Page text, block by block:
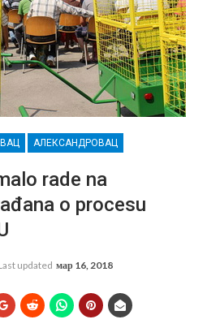
АЛЕКСАНДРОВАЦ
rade na
o procesu
updated мар 16, 2018